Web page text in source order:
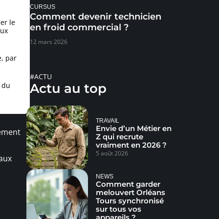
le
par
CURSUS
Comment devenir technicien
en froid commercial ?
12 mars 2026
#ACTU
Actu au top
TRAVAIL
Envie d’un Métier en
Z qui recrute
vraiment en 2026 ?
5 août 2026
NEWS
Comment garder
melouvert Orléans
Tours synchronisé
sur tous vos